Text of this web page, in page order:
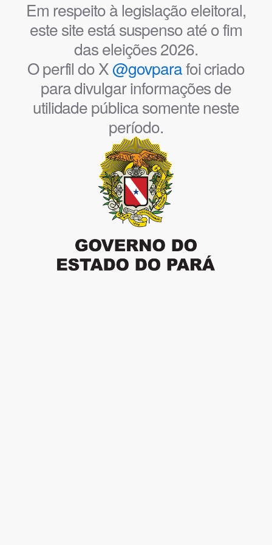
Em respeito à legislação eleitoral,
este site está suspenso até o fim
das eleições 2026.
O perfil do X@govparafoi criado
para divulgar informações de
utilidade pública somente neste
período.